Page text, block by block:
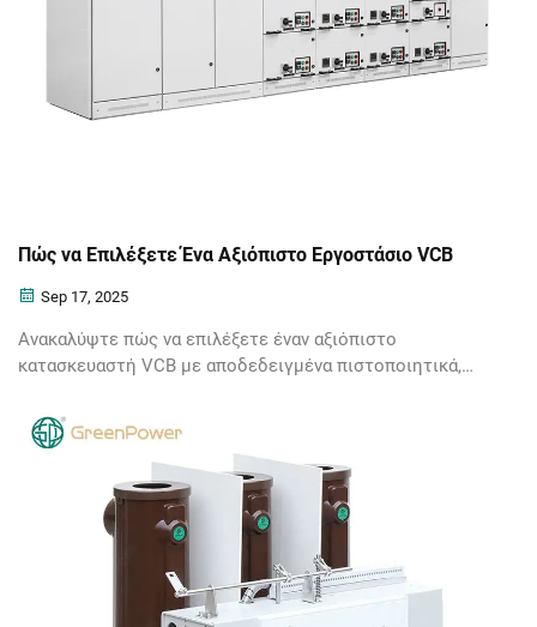
Πώς να Επιλέξετε Ένα Αξιόπιστο Εργοστάσιο VCB
Sep 17, 2025
Ανακαλύψτε πώς να επιλέξετε έναν αξιόπιστο
κατασκευαστή VCB με αποδεδειγμένα πιστοποιητικά,
Αποφύγετε δαπανηρά λάθη—αποκτήστε τώρα την
οριστική λίστα ελέγχου.